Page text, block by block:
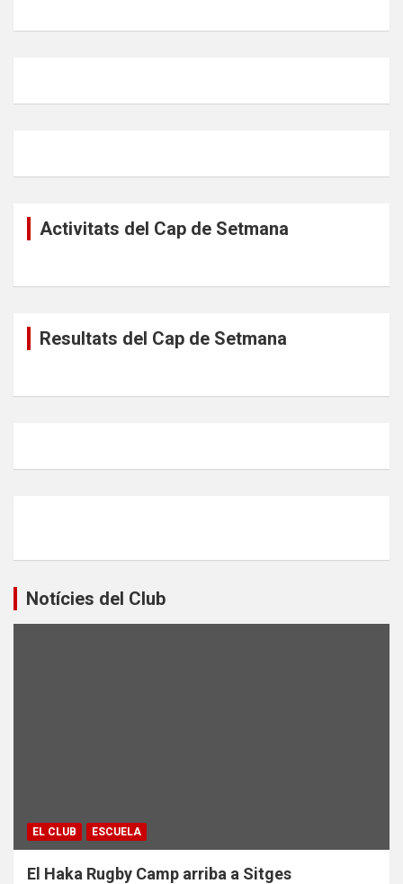
Activitats del Cap de Setmana
Resultats del Cap de Setmana
Notícies del Club
EL CLUB ESCUELA
El Haka Rugby Camp arriba a Sitges